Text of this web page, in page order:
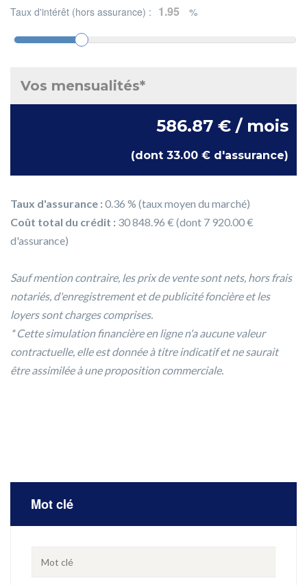
Taux d'intérêt (hors assurance) : %
Vos mensualités*
586.87 € / mois
(dont 33.00 € d'assurance)
Taux d'assurance :0.36 % (taux moyen du marché)
Coût total du crédit : 30 848.96 € (dont 7 920.00 €
d'assurance)
Sauf mention contraire, les prix de vente sont nets, hors frais
notariés, d'enregistrement et de publicité foncière et les
loyers sont charges comprises.
* Cette simulation financière en ligne n'a aucune valeur
contractuelle, elle est donnée à titre indicatif et ne saurait
être assimilée à une proposition commerciale.
Mot clé